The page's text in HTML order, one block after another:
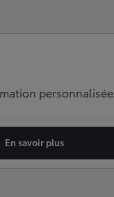
personnalisée
En savoir plus